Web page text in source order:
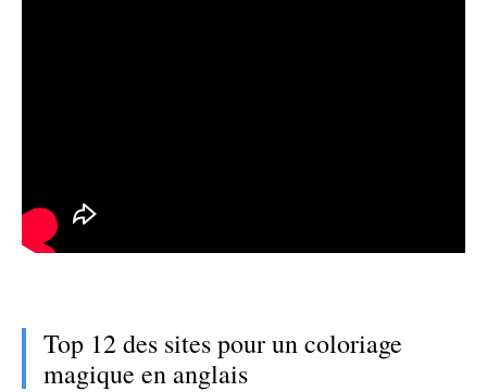
Top 12 des sites pour un coloriage
magique en anglais